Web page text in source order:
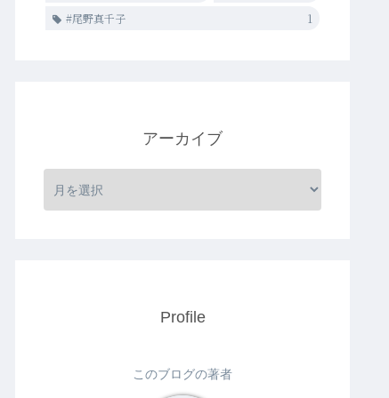
#尾野真千子
1
アーカイブ
Profile
このブログの著者